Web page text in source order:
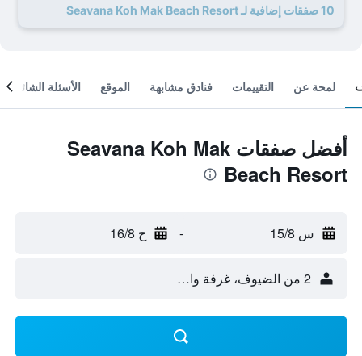
10 صفقات إضافية لـ Seavana Koh Mak Beach Resort
لمحة عن التقييمات فنادق مشابهة الموقع الأسئلة الشائعة
أفضل صفقات Seavana Koh Mak
Beach Resort
س 15/8 - ح 16/8
2 من الضيوف، غرفة واحدة